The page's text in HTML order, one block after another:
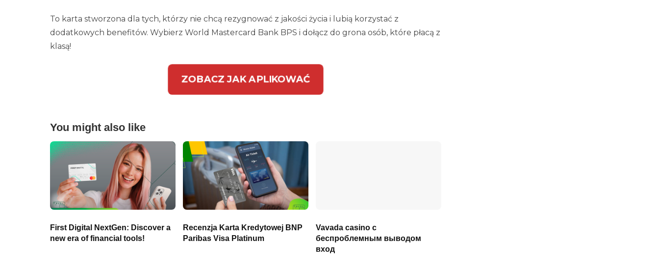
To karta stworzona dla tych, którzy nie chcą rezygnować z jakości życia i lubią korzystać z
dodatkowych benefitów. Wybierz World Mastercard Bank BPS i dołącz do grona osób, które płacą z
klasą!
ZOBACZ JAK APLIKOWAĆ
You might also like
First Digital NextGen: Discover a
new era of financial tools!
Recenzja Karta Kredytowej BNP
Paribas Visa Platinum
Vavada casino с
беспроблемным выводом
вход